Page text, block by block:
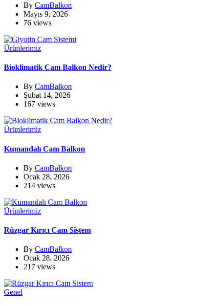
By CamBalkon
Mayıs 9, 2026
76 views
Ürünlerimiz
Bioklimatik Cam Balkon Nedir?
By CamBalkon
Şubat 14, 2026
167 views
Ürünlerimiz
Kumandalı Cam Balkon
By CamBalkon
Ocak 28, 2026
214 views
Ürünlerimiz
Rüzgar Kırıcı Cam Sistem
By CamBalkon
Ocak 28, 2026
217 views
Genel